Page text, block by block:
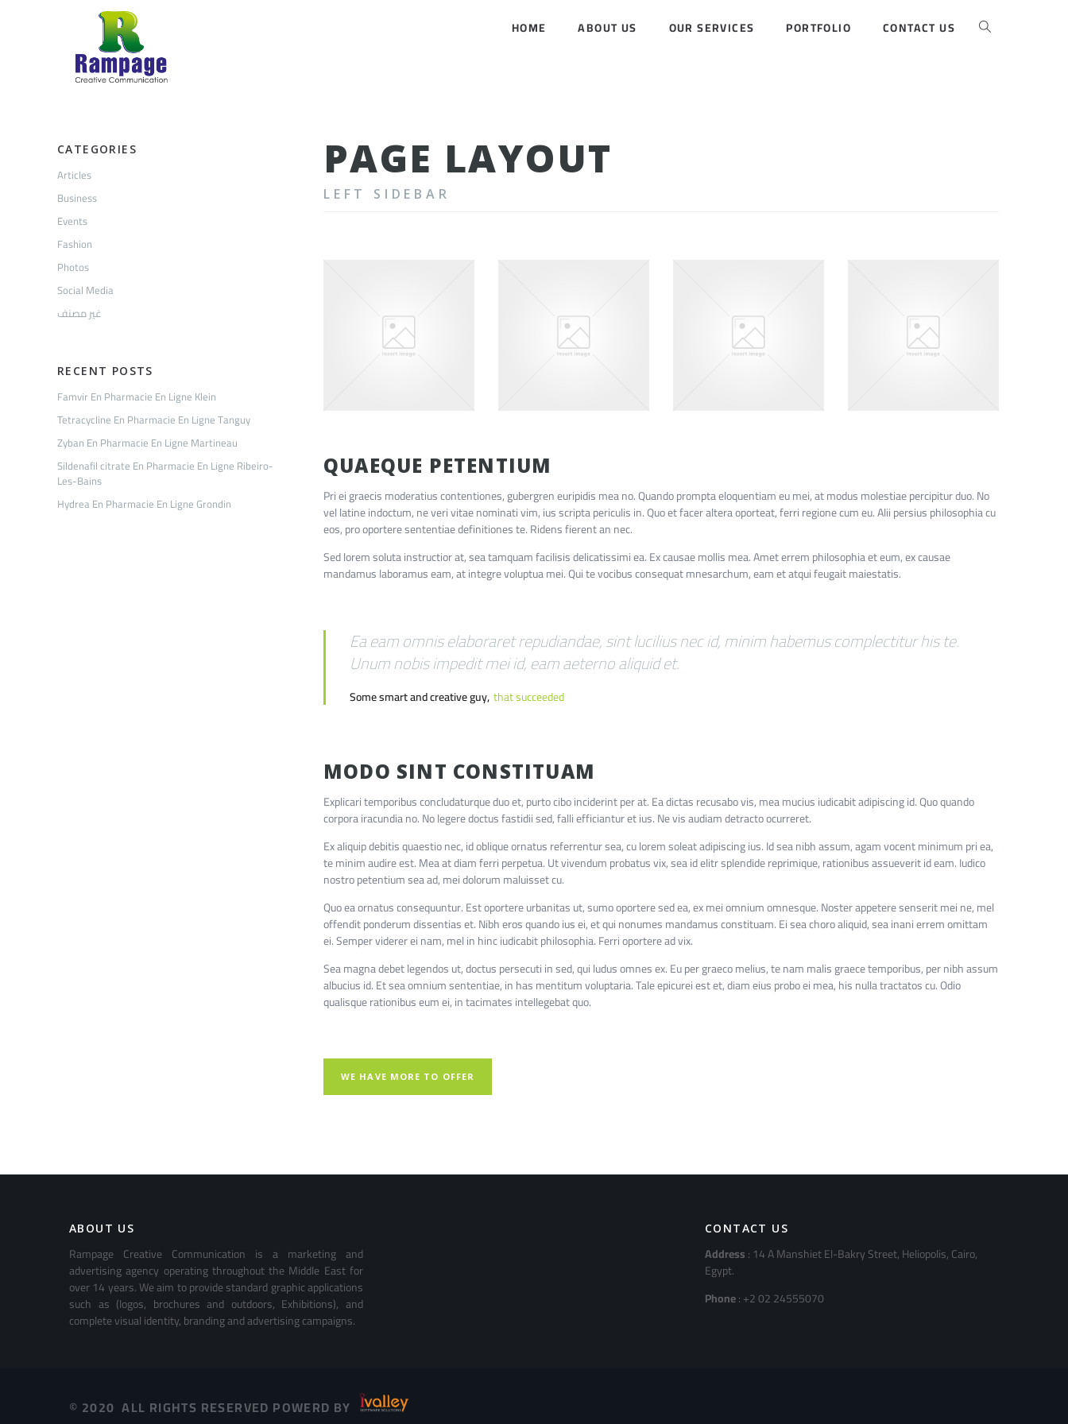
HOME ABOUT US OUR SERVICES PORTFOLIO CONTACT US
PAGE LAYOUT
LEFT SIDEBAR
QUAEQUE PETENTIUM
Pri ei graecis moderatius contentiones, gubergren euripidis mea no. Quando prompta eloquentiam eu mei, at modus molestiae percipitur duo. No
vel latine indoctum, ne veri vitae nominati vim, ius scripta periculis in. Quo et facer altera oporteat, ferri regione cum eu. Alii persius philosophia cu
eos, pro oportere sententiae definitiones te. Ridens fierent an nec.
Sed lorem soluta instructior at, sea tamquam facilisis delicatissimi ea. Ex causae mollis mea. Amet errem philosophia et eum, ex causae
mandamus laboramus eam, at integre voluptua mei. Qui te vocibus consequat mnesarchum, eam et atqui feugait maiestatis.
Ea eam omnis elaboraret repudiandae, sint lucilius nec id, minim habemus complectitur his te.
Unum nobis impedit mei id, eam aeterno aliquid et.
Some smart and creative guy,that succeeded
MODO SINT CONSTITUAM
Explicari temporibus concludaturque duo et, purto cibo inciderint per at. Ea dictas recusabo vis, mea mucius iudicabit adipiscing id. Quo quando
corpora iracundia no. No legere doctus fastidii sed, falli efficiantur et ius. Ne vis audiam detracto ocurreret.
Ex aliquip debitis quaestio nec, id oblique ornatus referrentur sea, cu lorem soleat adipiscing ius. Id sea nibh assum, agam vocent minimum pri ea,
te minim audire est. Mea at diam ferri perpetua. Ut vivendum probatus vix, sea id elitr splendide reprimique, rationibus assueverit id eam. Iudico
nostro petentium sea ad, mei dolorum maluisset cu.
Quo ea ornatus consequuntur. Est oportere urbanitas ut, sumo oportere sed ea, ex mei omnium omnesque. Noster appetere senserit mei ne, mel
offendit ponderum dissentias et. Nibh eros quando ius ei, et qui nonumes mandamus constituam. Ei sea choro aliquid, sea inani errem omittam
ei. Semper viderer ei nam, mel in hinc iudicabit philosophia. Ferri oportere ad vix.
Sea magna debet legendos ut, doctus persecuti in sed, qui ludus omnes ex. Eu per graeco melius, te nam malis graece temporibus, per nibh assum
albucius id. Et sea omnium sententiae, in has mentitum voluptaria. Tale epicurei est et, diam eius probo ei mea, his nulla tractatos cu. Odio
qualisque rationibus eum ei, in tacimates intellegebat quo.
WE HAVE MORE TO OFFER
CATEGORIES
Articles
Business
Events
Fashion
Photos
Social Media
غير مصنف
RECENT POSTS
Famvir En Pharmacie En Ligne Klein
Tetracycline En Pharmacie En Ligne Tanguy
Zyban En Pharmacie En Ligne Martineau
Sildenafil citrate En Pharmacie En Ligne Ribeiro-
Les-Bains
Hydrea En Pharmacie En Ligne Grondin
ABOUT US
Rampage Creative Communication is a marketing and
advertising agency operating throughout the Middle East for
over 14 years. We aim to provide standard graphic applications
such as (logos, brochures and outdoors, Exhibitions), and
complete visual identity, branding and advertising campaigns.
CONTACT US
Address: 14 A Manshiet El-Bakry Street, Heliopolis, Cairo,
Egypt.
Phone: +2 02 24555070
© 2020 ALL RIGHTS RESERVED POWERD BY